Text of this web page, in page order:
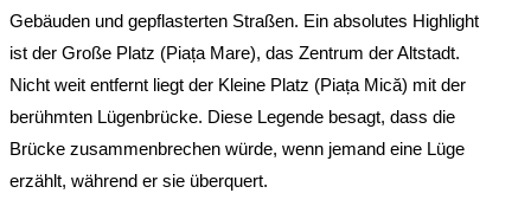
Gebäuden und gepflasterten Straßen. Ein absolutes Highlight
ist der Große Platz (Piața Mare), das Zentrum der Altstadt.
Nicht weit entfernt liegt der Kleine Platz (Piața Mică) mit der
berühmten Lügenbrücke. Diese Legende besagt, dass die
Brücke zusammenbrechen würde, wenn jemand eine Lüge
erzählt, während er sie überquert.